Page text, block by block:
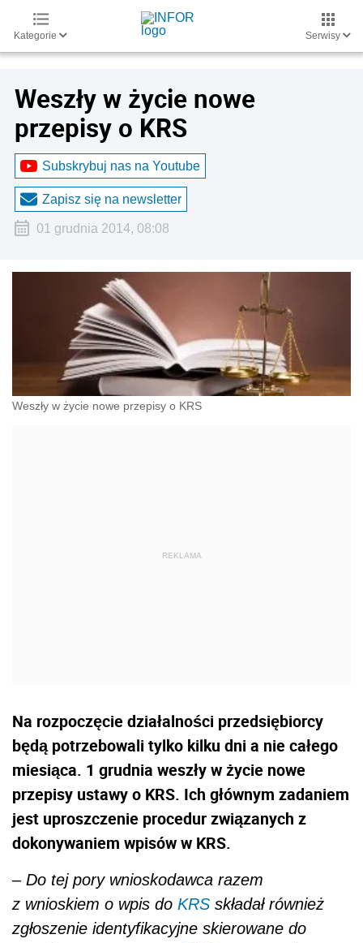
Kategorie Serwisy
Weszły w życie nowe
przepisy o KRS
Subskrybuj nas na Youtube
Zapisz się na newsletter
01 grudnia 2014, 08:08
Weszły w życie nowe przepisy o KRS
Na rozpoczęcie działalności przedsiębiorcy
będą potrzebowali tylko kilku dni a nie całego
miesiąca. 1 grudnia weszły w życie nowe
przepisy ustawy o KRS. Ich głównym zadaniem
jest uproszczenie procedur związanych z
dokonywaniem wpisów w KRS.
–Do tej pory wnioskodawca razem
z wnioskiem o wpis do KRS składał również
zgłoszenie identyfikacyjne skierowane do